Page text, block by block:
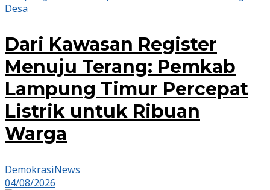
Desa
Dari Kawasan Register
Menuju Terang: Pemkab
Lampung Timur Percepat
Listrik untuk Ribuan
Warga
DemokrasiNews
04/08/2026